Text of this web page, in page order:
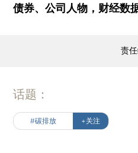
债券、公司人物，财经数
责
话题：
#碳排放 +关注